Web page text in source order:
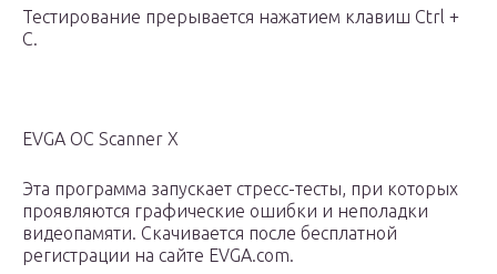
Тестирование прерывается нажатием клавиш Ctrl +
C.
EVGA OC Scanner X
Эта программа запускает стресс-тесты, при которых
проявляются графические ошибки и неполадки
видеопамяти. Скачивается после бесплатной
регистрации на сайте EVGA.com.